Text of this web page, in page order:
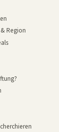
Region